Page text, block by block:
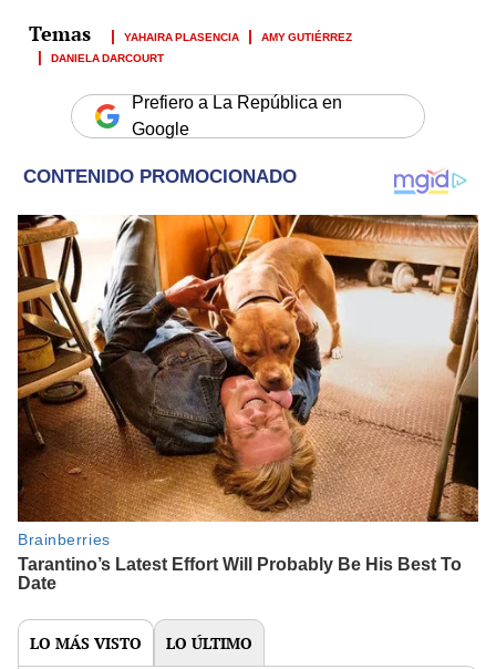
YAHAIRA PLASENCIA
AMY GUTIÉRREZ
DANIELA DARCOURT
Prefiero a La República en
Google
LO MÁS VISTO LO ÚLTIMO